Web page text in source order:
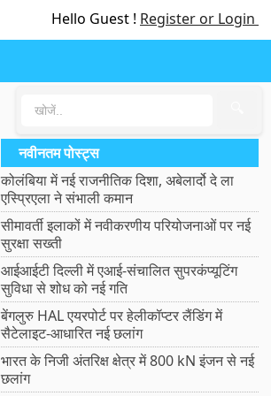
Hello Guest ! Register or Login
नवीनतम पोस्ट्स
कोलंबिया में नई राजनीतिक दिशा, अबेलार्दो दे ला
एस्प्रिएला ने संभाली कमान
सीमावर्ती इलाकों में नवीकरणीय परियोजनाओं पर नई
सुरक्षा सख्ती
आईआईटी दिल्ली में एआई-संचालित सुपरकंप्यूटिंग
सुविधा से शोध को नई गति
बेंगलुरु HAL एयरपोर्ट पर हेलीकॉप्टर लैंडिंग में
सैटेलाइट-आधारित नई छलांग
भारत के निजी अंतरिक्ष क्षेत्र में 800 kN इंजन से नई
छलांग